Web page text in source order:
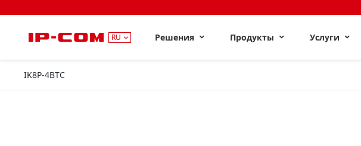
RU Решения Продукты Услуги
IK8P-4BTC